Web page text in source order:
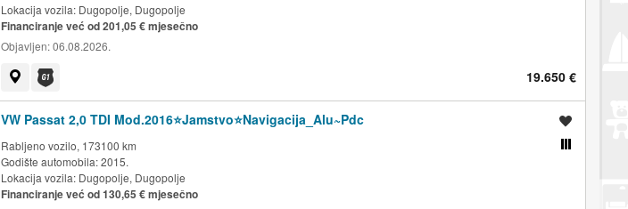
Lokacija vozila: Dugopolje, Dugopolje
Financiranje već od 201,05 € mjesečno
Objavljen:06.08.2026.
19.650 €
VW Passat 2,0 TDI Mod.2016⭐️Jamstvo⭐️Navigacija_Alu~Pdc
Rabljeno vozilo, 173100 km
Godište automobila: 2015.
Lokacija vozila: Dugopolje, Dugopolje
Financiranje već od 130,65 € mjesečno